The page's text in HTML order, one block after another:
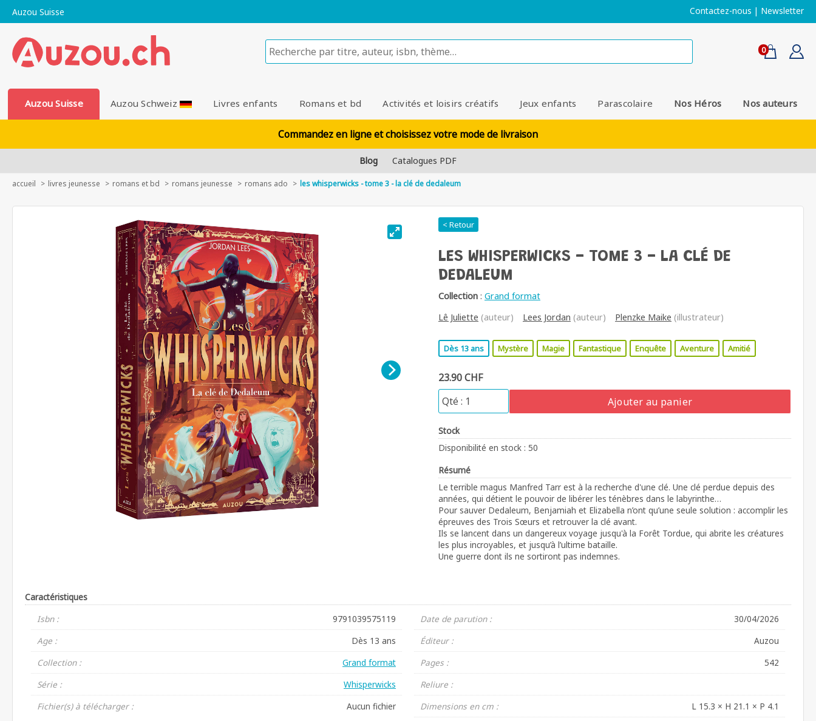
Auzou Suisse Contactez-nous | Newsletter
0
Auzou Suisse Auzou Schweiz Livres enfants Romans et bd Activités et loisirs créatifs Jeux enfants Parascolaire Nos Héros Nos auteurs
Commandez en ligne et choisissez votre mode de livraison
Blog Catalogues PDF
accueil livres jeunesse romans et bd romans jeunesse romans ado les whisperwicks - tome 3 - la clé de dedaleum
< Retour
LES WHISPERWICKS - TOME 3 - LA CLÉ DE
DEDALEUM
Collection : Grand format
Lê Juliette (auteur) Lees Jordan (auteur) Plenzke Maike (illustrateur)
Dès 13 ans Mystère Magie Fantastique Enquête Aventure Amitié
23.90 CHF
Ajouter au panier
Stock
Disponibilité en stock : 50
Résumé
Le terrible magus Manfred Tarr est à la recherche d'une clé. Une clé perdue depuis des
années, qui détient le pouvoir de libérer les ténèbres dans le labyrinthe…
Pour sauver Dedaleum, Benjamiah et Elizabella n’ont qu’une seule solution : accomplir les
épreuves des Trois Sœurs et retrouver la clé avant.
Ils se lancent dans un dangereux voyage jusqu'à la Forêt Tordue, qui abrite les créatures
les plus incroyables, et jusqu’à l’ultime bataille.
Une guerre dont ils ne sortiront pas indemnes.
Caractéristiques
Isbn :
9791039575119
Age :
Dès 13 ans
Collection :
Grand format
Série :
Whisperwicks
Fichier(s) à télécharger :
Aucun fichier
Date de parution :
30/04/2026
Éditeur :
Auzou
Pages :
542
Reliure :
Dimensions en cm :
L 15.3 × H 21.1 × P 4.1